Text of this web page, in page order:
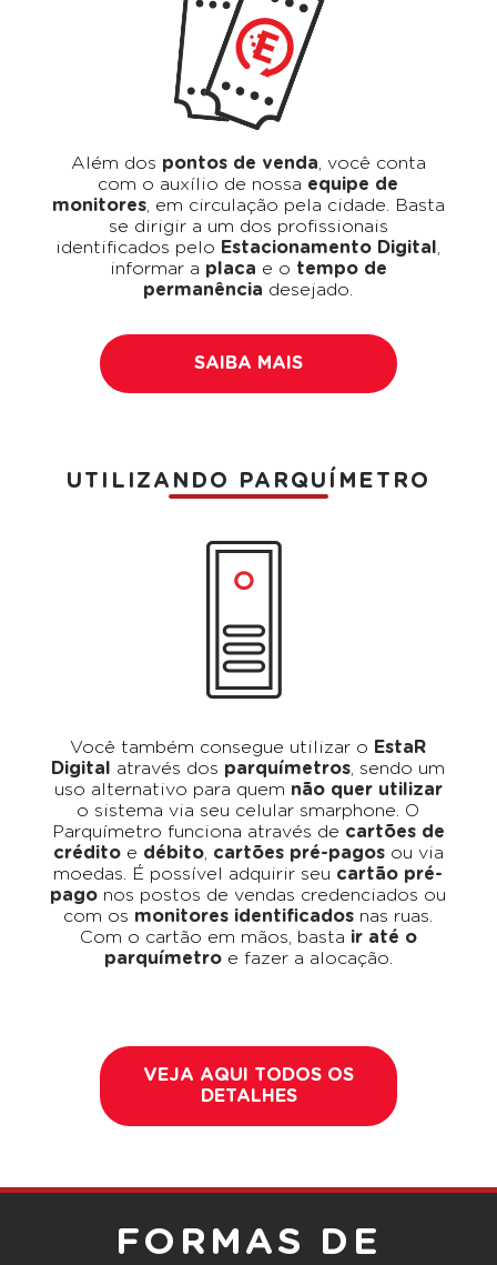
Além dos pontos de venda , você conta
com o auxílio de nossa equipe de
monitores, em circulação pela cidade. Basta
se dirigir a um dos profissionais
identificados pelo Estacionamento Digital
informar a placa e o tempo de
permanência desejado.
SAIBA MAIS
UTILIZANDO PARQUÍMETRO
Você também consegue utilizar o EstaR
Digital
através dos parquímetros , sendo um
uso alternativo para quem não quer utilizar
o sistema via seu celular smarphone. O
Parquímetro funciona através de cartões de
créditoe débito, cartões pré-pagosou via
moedas. É possível adquirir seu cartão pré-
pago nos postos de vendas credenciados ou
com os monitores identificados nas ruas.
Com o cartão em mãos, basta ir até o
parquímetroe fazer a alocação.
VEJA AQUI TODOS OS
DETALHES
FORMAS DE